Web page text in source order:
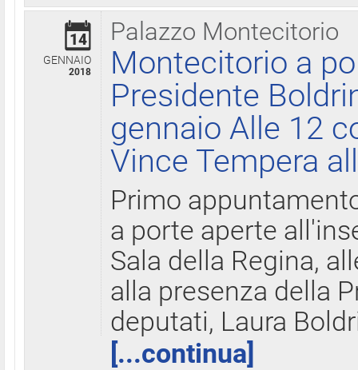
Palazzo Montecitorio
14
GENNAIO
2018
Montecitorio a
Presidente
gennaio Alle 12
Vince Tempera
Primo
a porte aperte
Sala della Regina,
alla presenza della
deputati, Laura
[...continua]